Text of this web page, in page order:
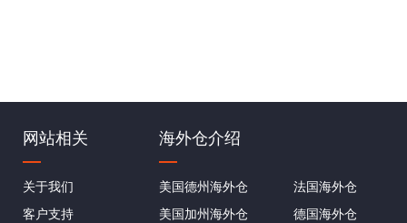
网站相关
关于我们
客户支持
海外仓介绍
美国德州海外仓
美国加州海外仓
法国海外仓
德国海外仓